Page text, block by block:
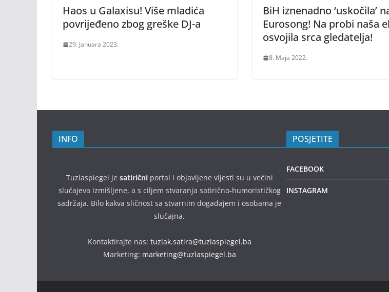
Haos u Galaxisu! Više mladića
povrijeđeno zbog greške DJ-a
29. Januara 2023.
BiH iznenadno ‘uskočila’
Eurosong! Na probi naša
osvojila srca gledatelja!
8. Maja 2022.
INFO
Tuzlaspiegel je satiričniportal i objavljene vijesti su u većini
slučajeva izmišljene, a s ciljem stvaranja satirično-humorističkog
sadržaja. Bilo kakva sličnost sa stvarnim događajem i osobama je
slučajna.
Kontaktirajte nas: tuzlak.satira@tuzlaspiegel.ba
Marketing: marketing@tuzlaspiegel.ba
POSJETITE
FACEBOOK
INSTAGRAM